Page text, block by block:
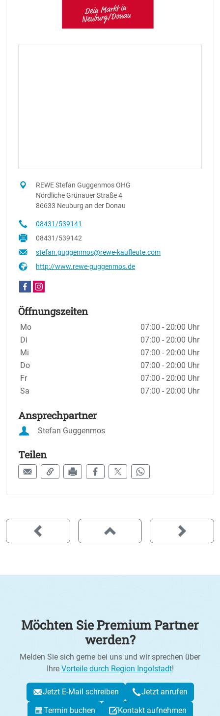
REWE Stefan Guggenmos OHG
Nördliche Grünauer Straße 4
86633 Neuburg an der Donau
08431/539141
08431/539142
stefan.guggenmos@rewe-kaufleute.com
http://www.rewe-guggenmos.de
Öffnungszeiten
Wochentage / Monate
Öffnungszeiten / Hinweise
Mo
07:00 - 20:00 Uhr
Di
07:00 - 20:00 Uhr
Mi
07:00 - 20:00 Uhr
Do
07:00 - 20:00 Uhr
Fr
07:00 - 20:00 Uhr
Sa
07:00 - 20:00 Uhr
Ansprechpartner
Stefan Guggenmos
Teilen
Möchten Sie Premium Partner
werden?
Melden Sie sich gerne bei uns und wir sprechen über
Ihre Vorteile durch Region Ingolstadt!
Jetzt E-Mail schreiben
Jetzt anrufen
Termin buchen
Kontakt aufnehmen